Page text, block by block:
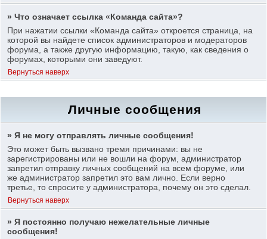
» Что означает ссылка «Команда сайта»?
При нажатии ссылки «Команда сайта» откроется страница, на
которой вы найдете список администраторов и модераторов
форума, а также другую информацию, такую, как сведения о
форумах, которыми они заведуют.
Вернуться наверх
Личные сообщения
» Я не могу отправлять личные сообщения!
Это может быть вызвано тремя причинами: вы не
зарегистрированы или не вошли на форум, администратор
запретил отправку личных сообщений на всем форуме, или
же администратор запретил это вам лично. Если верно
третье, то спросите у администратора, почему он это сделал.
Вернуться наверх
» Я постоянно получаю нежелательные личные
сообщения!